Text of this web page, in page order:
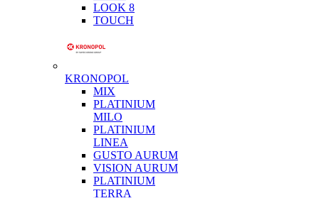
LOOK 8
TOUCH
KRONOPOL
MIX
PLATINIUM
MILO
PLATINIUM
LINEA
GUSTO AURUM
VISION AURUM
PLATINIUM
TERRA